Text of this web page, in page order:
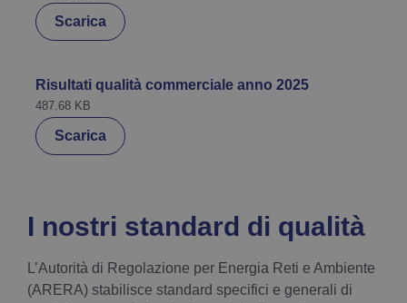
Scarica
Risultati qualità commerciale anno 2025
487.68 KB
Scarica
I nostri standard di qualità
L’Autorità di Regolazione per Energia Reti e Ambiente
(ARERA) stabilisce standard specifici e generali di